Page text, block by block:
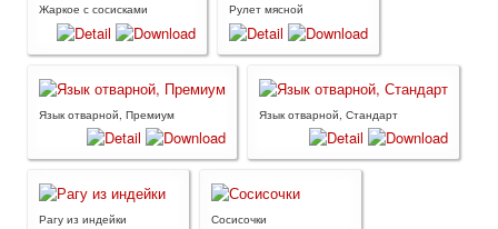
Жаркое с сосисками Рулет мясной
Язык отварной, Премиум Язык отварной, Стандарт
Рагу из индейки Сосисочки